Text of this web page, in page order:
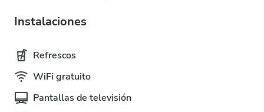
Instalaciones
Refrescos
WiFi gratuito
Pantallas de televisión